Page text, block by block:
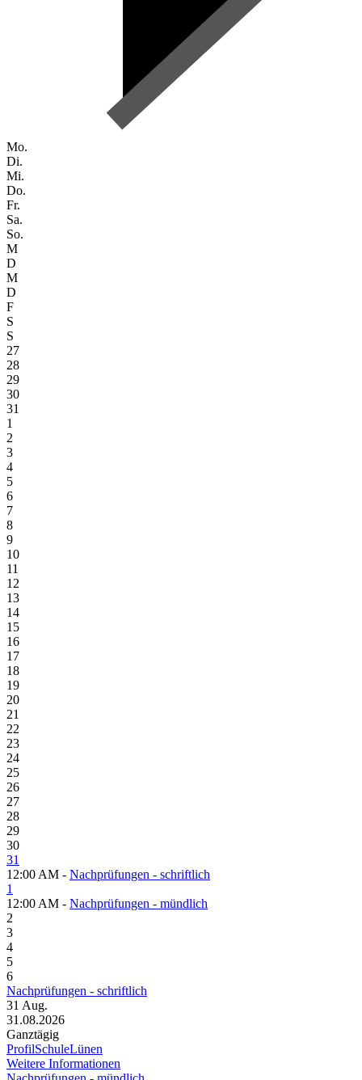
Mo.
Di.
Mi.
Do.
Fr.
Sa.
So.
M
D
M
D
F
S
S
27
28
29
30
31
1
2
3
4
5
6
7
8
9
10
11
12
13
14
15
16
17
18
19
20
21
22
23
24
25
26
27
28
29
30
31
12:00 AM - Nachprüfungen - schriftlich
1
12:00 AM - Nachprüfungen - mündlich
2
3
4
5
6
Nachprüfungen - schriftlich
31 Aug.
31.08.2026
Ganztägig
ProfilSchuleLünen
Weitere Informationen